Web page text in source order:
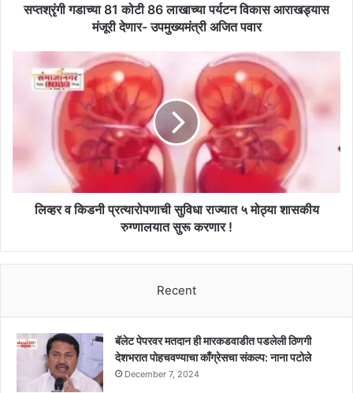
मंजूरीसप्तश्रृंगी गडाच्या 81 कोटी 86 लाखाच्या पर्यटन विकास आराखड्यास
मंजूरी देणार- उपमुख्यमंत्री अजित पवार
किडनी
प्रत्यारोपणाची
शासकीय
रुग्णालयातलिव्हर व किडनी प्रत्यारोपणाची सुविधा राज्यात ५ मोठ्या शासकीय
रुग्णालयात सुरू करणार !
Recent
बॅलेट पेपरवर मतदान ही मारकडवाडीत पडलेली ठिणगी
देशभरात पोहचवण्याचा काँग्रेसचा संकल्प: नाना पटोले
December 7, 2024